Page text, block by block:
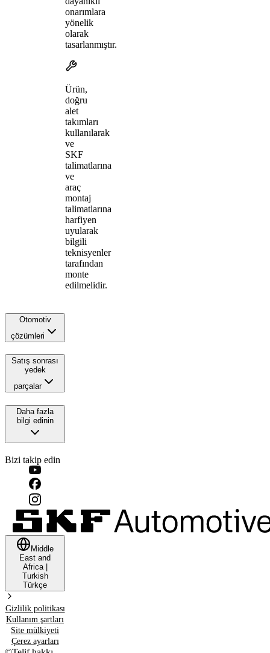
onarımlara
yönelik
olarak
tasarlanmıştır.
Ürün,
doğru
alet
takımları
kullanılarak
ve
SKF
talimatlarına
ve
araç
montaj
talimatlarına
harfiyen
uyularak
bilgili
teknisyenler
tarafından
monte
edilmelidir.
Otomotiv
çözümleri
Satış sonrası
yedek
parçalar
Daha fazla
bilgi edinin
Bizi takip edin
Middle
East and
Africa|
Turkish
Türkçe
Gizlilik politikası
Kullanım şartları
Site mülkiyeti
Çerez ayarları